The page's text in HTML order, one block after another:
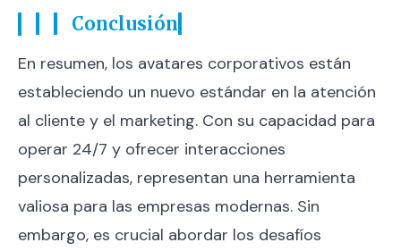
Conclusión
En resumen, los avatares corporativos están
estableciendo un nuevo estándar en la atención
al cliente y el marketing. Con su capacidad para
operar 24/7 y ofrecer interacciones
personalizadas, representan una herramienta
valiosa para las empresas modernas. Sin
embargo, es crucial abordar los desafíos